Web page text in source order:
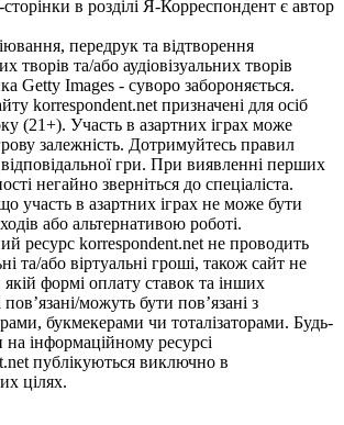
в розділі Я-Корреспондент є автор
передрук та відтворення
творів та/або аудіовізуальних творів
Getty Images - суворо забороняється.
korrespondent.net призначені для осіб
(21+). Участь в азартних іграх може
залежність. Дотримуйтесь правил
гри. При виявленні перших
негайно зверніться до спеціаліста.
участь в азартних іграх не може бути
або альтернативою роботі.
ресурс korrespondent.net не проводить
та/або віртуальні гроші, також сайт не
формі оплату ставок та інших
пов’язані/можуть бути пов’язані з
букмекерами чи тоталізаторами. Будь-
на інформаційному ресурсі
публікуються виключно в
цілях.